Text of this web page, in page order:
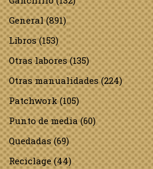
General(891)
Libros(153)
Otras labores(135)
Otras manualidades(224)
Patchwork(105)
Punto de media(60)
Quedadas(69)
Reciclage(44)